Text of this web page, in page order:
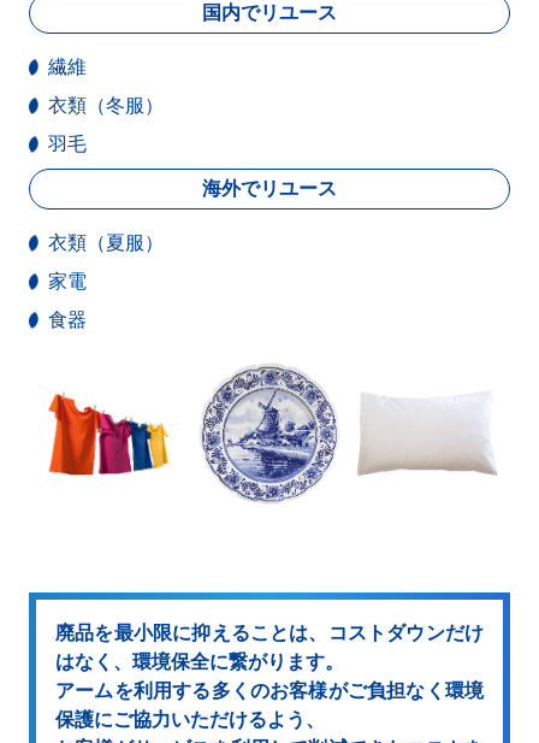
国内でリユース
繊維
衣類（冬服）
羽毛
海外でリユース
衣類（夏服）
家電
食器
廃品を最小限に抑えることは、コストダウンだけ
はなく、環境保全に繋がります。
アームを利用する多くのお客様がご負担なく環境
保護にご協力いただけるよう、